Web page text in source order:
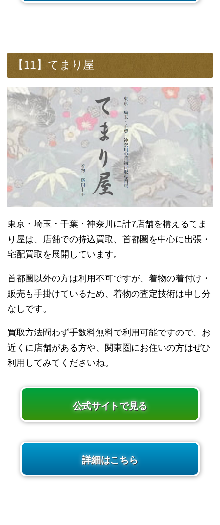
【11】てまり屋
東京・埼玉・千葉・神奈川に計7店舗を構えるてま
り屋は、店舗での持込買取、首都圏を中心に出張・
宅配買取を展開しています。
首都圏以外の方は利用不可ですが、着物の着付け・
販売も手掛けているため、着物の査定技術は申し分
なしです。
買取方法問わず手数料無料で利用可能ですので、お
近くに店舗がある方や、関東圏にお住いの方はぜひ
利用してみてくださいね。
公式サイトで見る
詳細はこちら